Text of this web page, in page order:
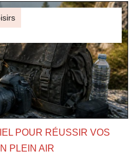
POUR RÉUSSIR VOS
PLEIN AIR